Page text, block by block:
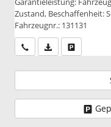
Zustand, Beschaffenheit:
Fahrzeugnr.: 131131
Wir rufen Sie an
PDF-Datei,